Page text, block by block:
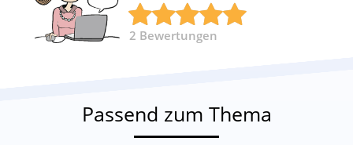
2 Bewertungen
Passend zum Thema